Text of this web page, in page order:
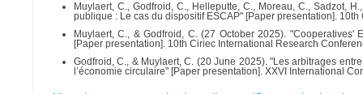
Muylaert, C., Godfroid, C., Helleputte, C., Moreau, C., Sadzot,
publique : Le cas du dispositif ESCAP" [Paper presentation].
Muylaert, C., & Godfroid, C. (27 October 2025).
[Paper presentation]. 10th Ciriec International Research
Godfroid, C., & Muylaert, C. (20 June 2025). "Les arbitrages
l’économie circulaire" [Paper presentation]. XXVI International